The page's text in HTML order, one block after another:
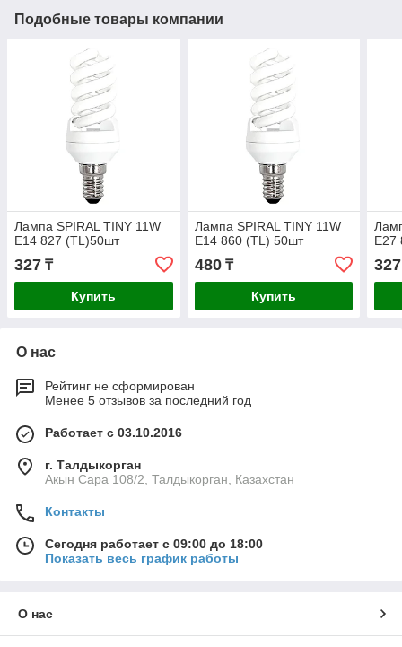
Подобные товары компании
Лампа SPIRAL TINY 11W
E14 827 (TL)50шт
327 ₸
Купить
Лампа SPIRAL TINY 11W
E14 860 (TL) 50шт
480₸
Купить
E27
327
О нас
Рейтинг не сформирован
Менее 5 отзывов за последний год
Работает с 03.10.2016
г. Талдыкорган
Акын Сара 108/2, Талдыкорган, Казахстан
Контакты
Сегодня работает с 09:00 до 18:00
Показать весь график работы
О нас